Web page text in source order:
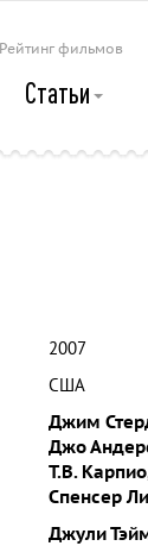
Рейтинг фильмов
Статьи
2007
США
Джим
Джо
Т.В. Карпио
Спенсер
Джули